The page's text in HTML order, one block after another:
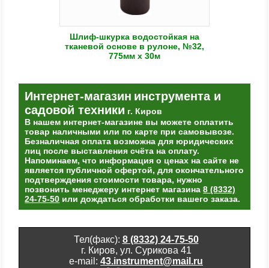
Шлиф-шкурка водостойкая на
тканевой основе в рулоне, №32,
775мм x 30м
Интернет-магазин инструмента и
садовой техники г. Киров
В нашем интернет-магазине вы можете оплатить
товар наличными или по карте при самовывозе.
Безналичная оплата возможна для юридических
лиц после выставления счёта на оплату.
Напоминаем, что информация о ценах на сайте не
является публичной офертой, для окончательного
подтверждения стоимости товара, нужно
позвонить менеджеру интернет магазина8 (8332)
24-75-50 или дождаться обработки вашего заказа.
Тел(факс): 8 (8332) 24-75-50
г. Киров, ул. Сурикова 41
e-mail: 43.instrument@mail.ru